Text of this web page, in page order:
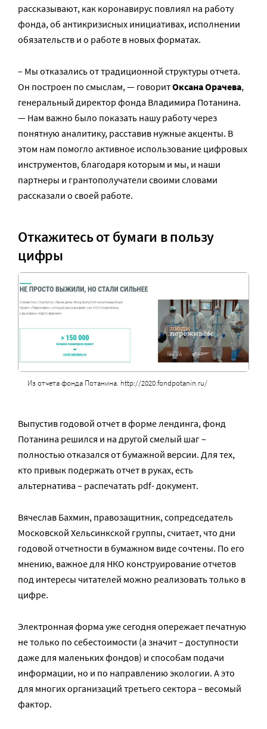
рассказывают, как коронавирус повлиял на работу
фонда, об антикризисных инициативах, исполнении
обязательств и о работе в новых форматах.
– Мы отказались от традиционной структуры отчета.
Он построен по смыслам, — говоритОксана Орачева,
генеральный директор фонда Владимира Потанина.
— Нам важно было показать нашу работу через
понятную аналитику, расставив нужные акценты. В
этом нам помогло активное использование цифровых
инструментов, благодаря которым и мы, и наши
партнеры и грантополучатели своими словами
рассказали о своей работе.
Откажитесь от бумаги в пользу
цифры
Из отчета фонда Потанина. http://2020.fondpotanin.ru/
Выпустив годовой отчет в форме лендинга, фонд
Потанина решился и на другой смелый шаг –
полностью отказался от бумажной версии. Для тех,
кто привык подержать отчет в руках, есть
альтернатива – распечатать pdf- документ.
Вячеслав Бахмин, правозащитник, сопредседатель
Московской Хельсинкской группы, считает, что дни
годовой отчетности в бумажном виде сочтены. По его
мнению, важное для НКО конструирование отчетов
под интересы читателей можно реализовать только в
цифре.
Электронная форма уже сегодня опережает печатную
не только по себестоимости (а значит – доступности
даже для маленьких фондов) и способам подачи
информации, но и по направлению экологии. А это
для многих организаций третьего сектора – весомый
фактор.